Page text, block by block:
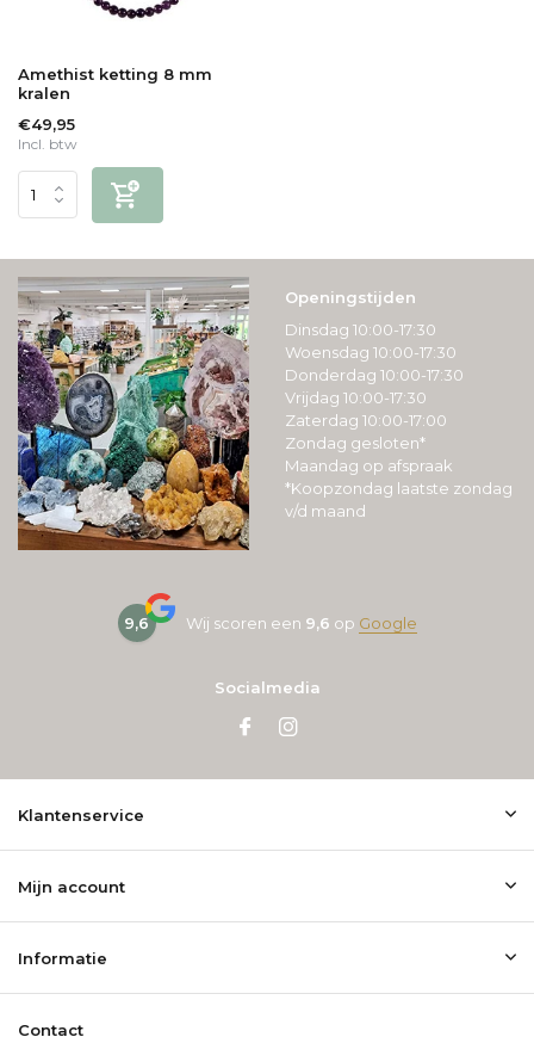
Amethist ketting 8 mm
kralen
€49,95
Incl. btw
Openingstijden
Dinsdag 10:00-17:30
Woensdag 10:00-17:30
Donderdag 10:00-17:30
Vrijdag 10:00-17:30
Zaterdag 10:00-17:00
Zondag gesloten*
Maandag op afspraak
*Koopzondag laatste zondag
v/d maand
9,6 Wij scoren een 9,6 op Google
Socialmedia
Klantenservice
Mijn account
Informatie
Contact